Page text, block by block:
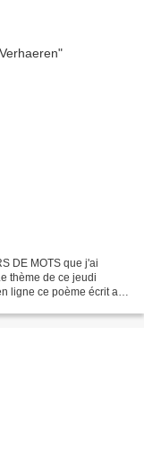
DE MOTS que j'ai
thème de ce jeudi
ligne ce poème écrit au